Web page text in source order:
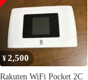
¥2,500
Rakuten WiFi Pocket 2C